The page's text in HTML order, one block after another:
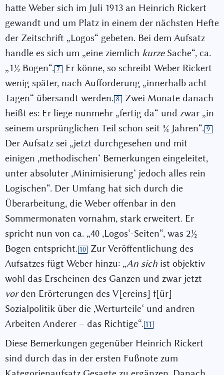
hatte Weber sich im Juli 1913 an Heinrich Rickert
gewandt und um Platz in einem der nächsten Hefte
der Zeitschrift „Logos“ gebeten. Bei dem Aufsatz
handle es sich um „eine ziemlich kurzeSache“, ca.
„1½ Bogen“. 7
Er könne, so schreibt Weber Rickert
wenig später, nach Aufforderung „innerhalb acht
Tagen“ übersandt werden. 8
Zwei Monate danach
heißt es: Er liege nunmehr „fertig da“ und zwar „in
seinem ursprünglichen Teil schon seit ¾ Jahren“. 9
Der Aufsatz sei „jetzt durchgesehen und mit
einigen ,methodischen‘ Bemerkungen eingeleitet,
unter absoluter ,Minimisierung‘ jedoch alles rein
Logischen“. Der Umfang hat sich durch die
Überarbeitung, die Weber offenbar in den
Sommermonaten vornahm, stark erweitert. Er
spricht nun von ca. „40 ,Logos‘-Seiten“, was 2½
Bogen entspricht. 10 Zur Veröffentlichung des
Aufsatzes fügt Weber hinzu: „An sich ist objektiv
wohl das Erscheinen des Ganzen und zwar jetzt –
vorden Erörterungen des V[ereins] f[ür]
Sozialpolitik über die ,Werturteile‘ und andren
Arbeiten Anderer – das Richtige“. 11
Diese Bemerkungen gegenüber Heinrich Rickert
sind durch das in der ersten Fußnote zum